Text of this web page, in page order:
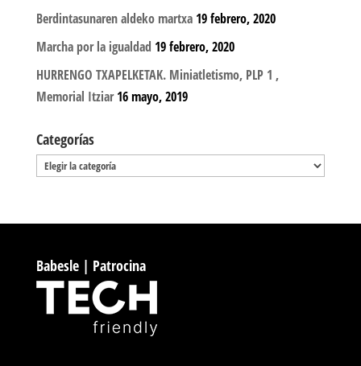
Berdintasunaren aldeko martxa 19 febrero, 2020
Marcha por la igualdad 19 febrero, 2020
HURRENGO TXAPELKETAK. Miniatletismo, PLP 1 ,
Memorial Itziar 16 mayo, 2019
Categorías
Categorías
Babesle | Patrocina